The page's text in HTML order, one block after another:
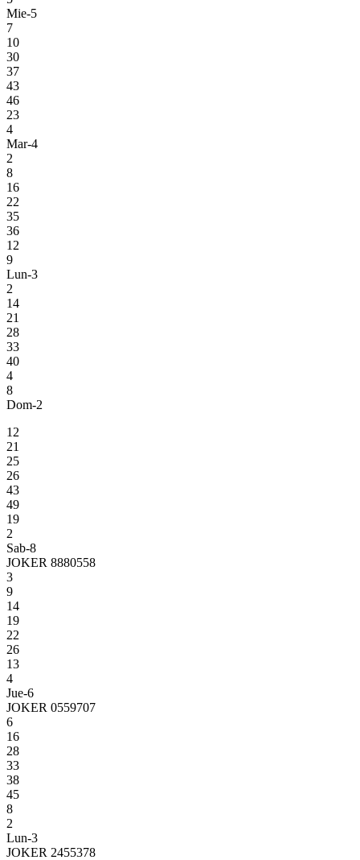
Mie-5
7
10
30
37
43
46
23
4
Mar-4
2
8
16
22
35
36
12
9
Lun-3
2
14
21
28
33
40
4
8
Dom-2
12
21
25
26
43
49
19
2
Sab-8
JOKER 8880558
3
9
14
19
22
26
13
4
Jue-6
JOKER 0559707
6
16
28
33
38
45
8
2
Lun-3
JOKER 2455378